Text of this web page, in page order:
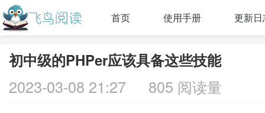
首页 使用手册 更新日
初中级的PHPer应该具备这些技能
2023-03-08 21:27 805 阅读量